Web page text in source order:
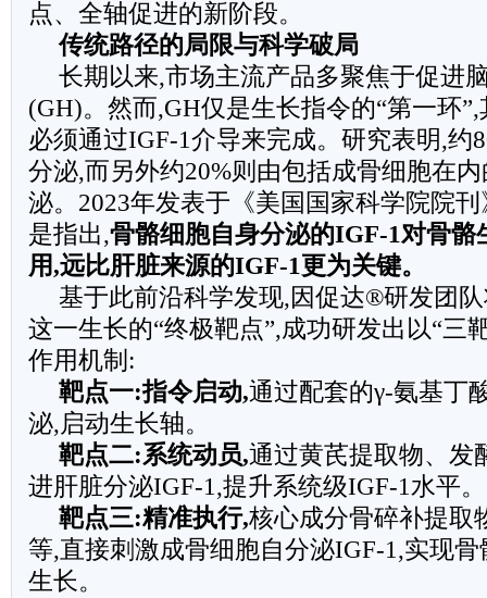
点、全轴促进的新阶段。
传统路径的局限与科学破局
长期以来,市场主流产品多聚焦于促进
(GH)。然而,GH仅是生长指令的“第一环
必须通过IGF-1介导来完成。研究表明,约
分泌,而另外约20%则由包括成骨细胞在
泌。2023年发表于《美国国家科学院院
是指出,骨骼细胞自身分泌的IGF-1对骨骼
用 ,远比肝脏来源的IGF-1更为关键。
基于此前沿科学发现,因促达®研发团
这一生长的“终极靶点”,成功研发出以“三
作用机制:
靶点一:指令启动,通过配套的γ-氨基丁
泌,启动生长轴。
靶点二:系统动员,通过黄芪提取物、发
进肝脏分泌IGF-1,提升系统级IGF-1水平。
靶点三:精准执行,核心成分骨碎补提取
等,直接刺激成骨细胞自分泌IGF-1,实现
生长。